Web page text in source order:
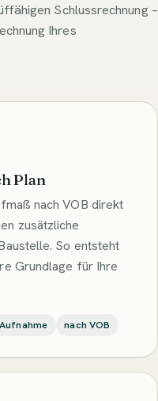
Schlussrechnung –
Ihres
Plan
nach VOB direkt
zusätzliche
So entsteht
Grundlage für Ihre
nach VOB